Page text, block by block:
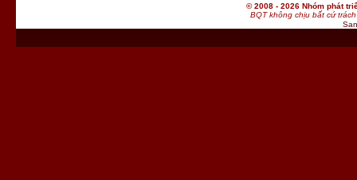
© 2008 - 2026 Nhóm phát
BQT không chịu bất cứ